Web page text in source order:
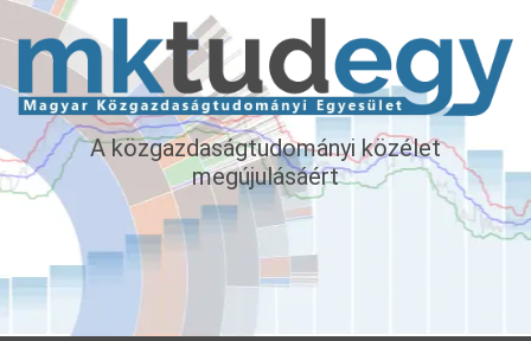
A közgazdaságtudományi közélet
megújulásáért